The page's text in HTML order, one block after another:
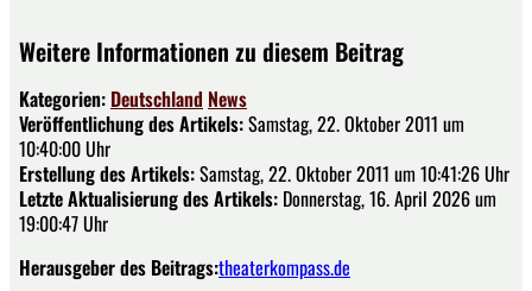
Weitere Informationen zu diesem Beitrag
Kategorien: Deutschland News
Veröffentlichung des Artikels:Samstag, 22. Oktober 2011 um
10:40:00 Uhr
Erstellung des Artikels:Samstag, 22. Oktober 2011 um 10:41:26 Uhr
Letzte Aktualisierung des Artikels: Donnerstag, 16. April 2026 um
19:00:47 Uhr
Herausgeber des Beitrags:theaterkompass.de